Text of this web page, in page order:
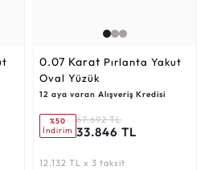
0.07 Karat
Oval Yüzük
12 aya varan Alışveriş Kredisi
%50
İndirim
67.692 TL
33.846 TL
12.132 TL x 3 taksit